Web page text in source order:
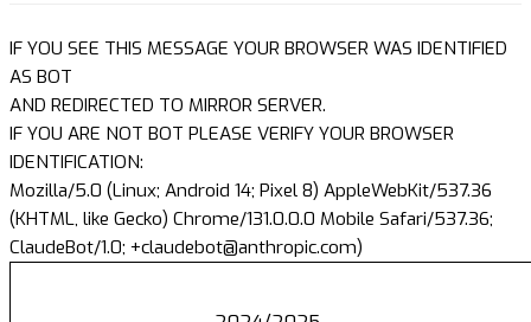
IF YOU SEE THIS MESSAGE YOUR BROWSER WAS IDENTIFIED
AS BOT
AND REDIRECTED TO MIRROR SERVER.
IF YOU ARE NOT BOT PLEASE VERIFY YOUR BROWSER
IDENTIFICATION:
Mozilla/5.0 (Linux; Android 14; Pixel 8) AppleWebKit/537.36
(KHTML, like Gecko) Chrome/131.0.0.0 Mobile Safari/537.36;
ClaudeBot/1.0; +claudebot@anthropic.com)